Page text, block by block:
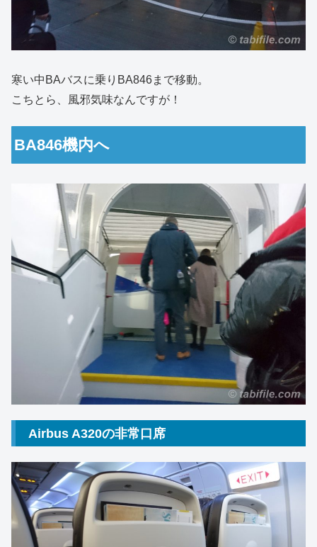
寒い中BAバスに乗りBA846まで移動。
こちとら、風邪気味なんですが！
BA846機内へ
Airbus A320の非常口席